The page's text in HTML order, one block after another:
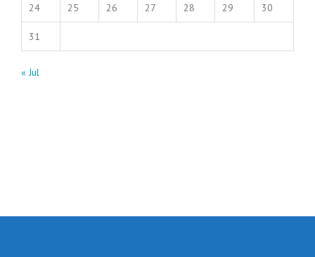
24 25 26 27 28 29 30
31
« Jul